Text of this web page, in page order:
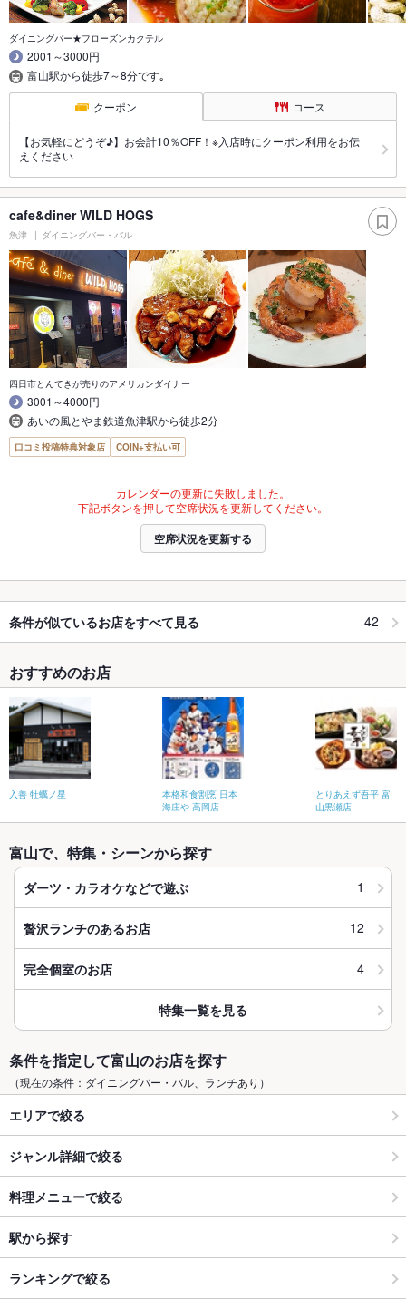
ダイニングバー★フローズンカクテル
2001～3000円
富山駅から徒歩7～8分です｡
クーポン コース
【お気軽にどうぞ♪】お会計10％OFF！※入店時にクーポン利用をお伝
えください
cafe&diner WILD HOGS
魚津 ダイニングバー・バル
四日市とんてきが売りのアメリカンダイナー
3001～4000円
あいの風とやま鉄道魚津駅から徒歩2分
口コミ投稿特典対象店 COIN+支払い可
カレンダーの更新に失敗しました。
下記ボタンを押して空席状況を更新してください。
空席状況を更新する
条件が似ているお店をすべて見る 42
おすすめのお店
入善 牡蠣ノ星
本格和食割烹 日本
海庄や 高岡店
とりあえず吾平 富
山黒瀬店
富山で、特集・シーンから探す
ダーツ・カラオケなどで遊ぶ 1
贅沢ランチのあるお店 12
完全個室のお店 4
特集一覧を見る
条件を指定して富山のお店を探す
（現在の条件：ダイニングバー・バル、ランチあり）
エリアで絞る
ジャンル詳細で絞る
料理メニューで絞る
駅から探す
ランキングで絞る